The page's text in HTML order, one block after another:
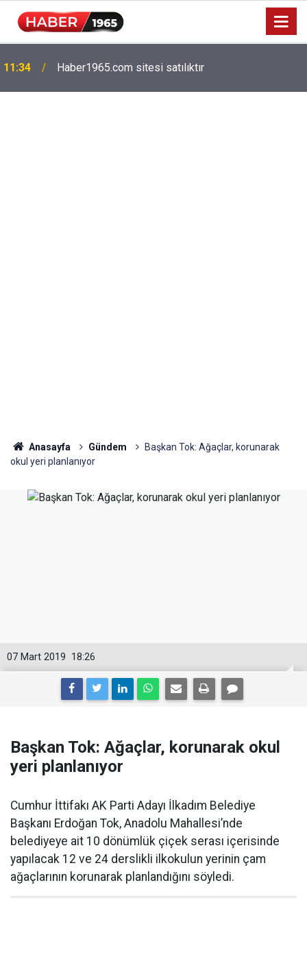
15:52
hesaplarda
Anasayfa Gündem
Başkan Tok: Ağaçlar, korunarak
okul yeri planlanıyor
18:26
07 Mart 2019
Başkan Tok: Ağaçlar, korunarak okul
yeri planlanıyor
Cumhur İttifakı AK Parti Adayı İlkadım Belediye
Başkanı Erdoğan Tok, Anadolu Mahallesi’nde
belediyeye ait 10 dönümlük çiçek serası içerisinde
yapılacak 12 ve 24 derslikli ilkokulun yerinin çam
ağaçlarının korunarak planlandığını söyledi.